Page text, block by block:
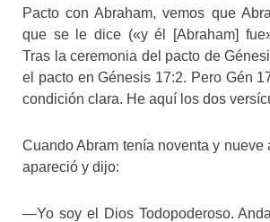
Pacto con Abraham, vemos que
que se le dice («y él [Abraham]
Tras la ceremonia del pacto de
el pacto en Génesis 17:2. Pero Gén
condición clara. He aquí los dos
Cuando Abram tenía noventa y nueve
apareció y dijo:
—Yo soy el Dios Todopoderoso.